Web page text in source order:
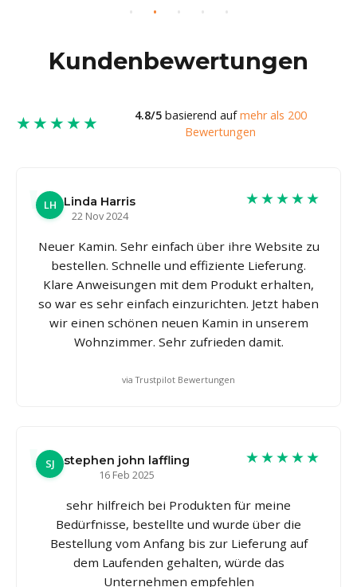
Kundenbewertungen
★★★★★ 4.8/5basierend aufmehr als 200
Bewertungen
LH
Linda Harris
22 Nov 2024
★★★★★
Neuer Kamin. Sehr einfach über ihre Website zu
bestellen. Schnelle und effiziente Lieferung.
Klare Anweisungen mit dem Produkt erhalten,
so war es sehr einfach einzurichten. Jetzt haben
wir einen schönen neuen Kamin in unserem
Wohnzimmer. Sehr zufrieden damit.
via Trustpilot Bewertungen
SJ
stephen john laffling
16 Feb 2025
★★★★★
sehr hilfreich bei Produkten für meine
Bedürfnisse, bestellte und wurde über die
Bestellung vom Anfang bis zur Lieferung auf
dem Laufenden gehalten, würde das
Unternehmen empfehlen